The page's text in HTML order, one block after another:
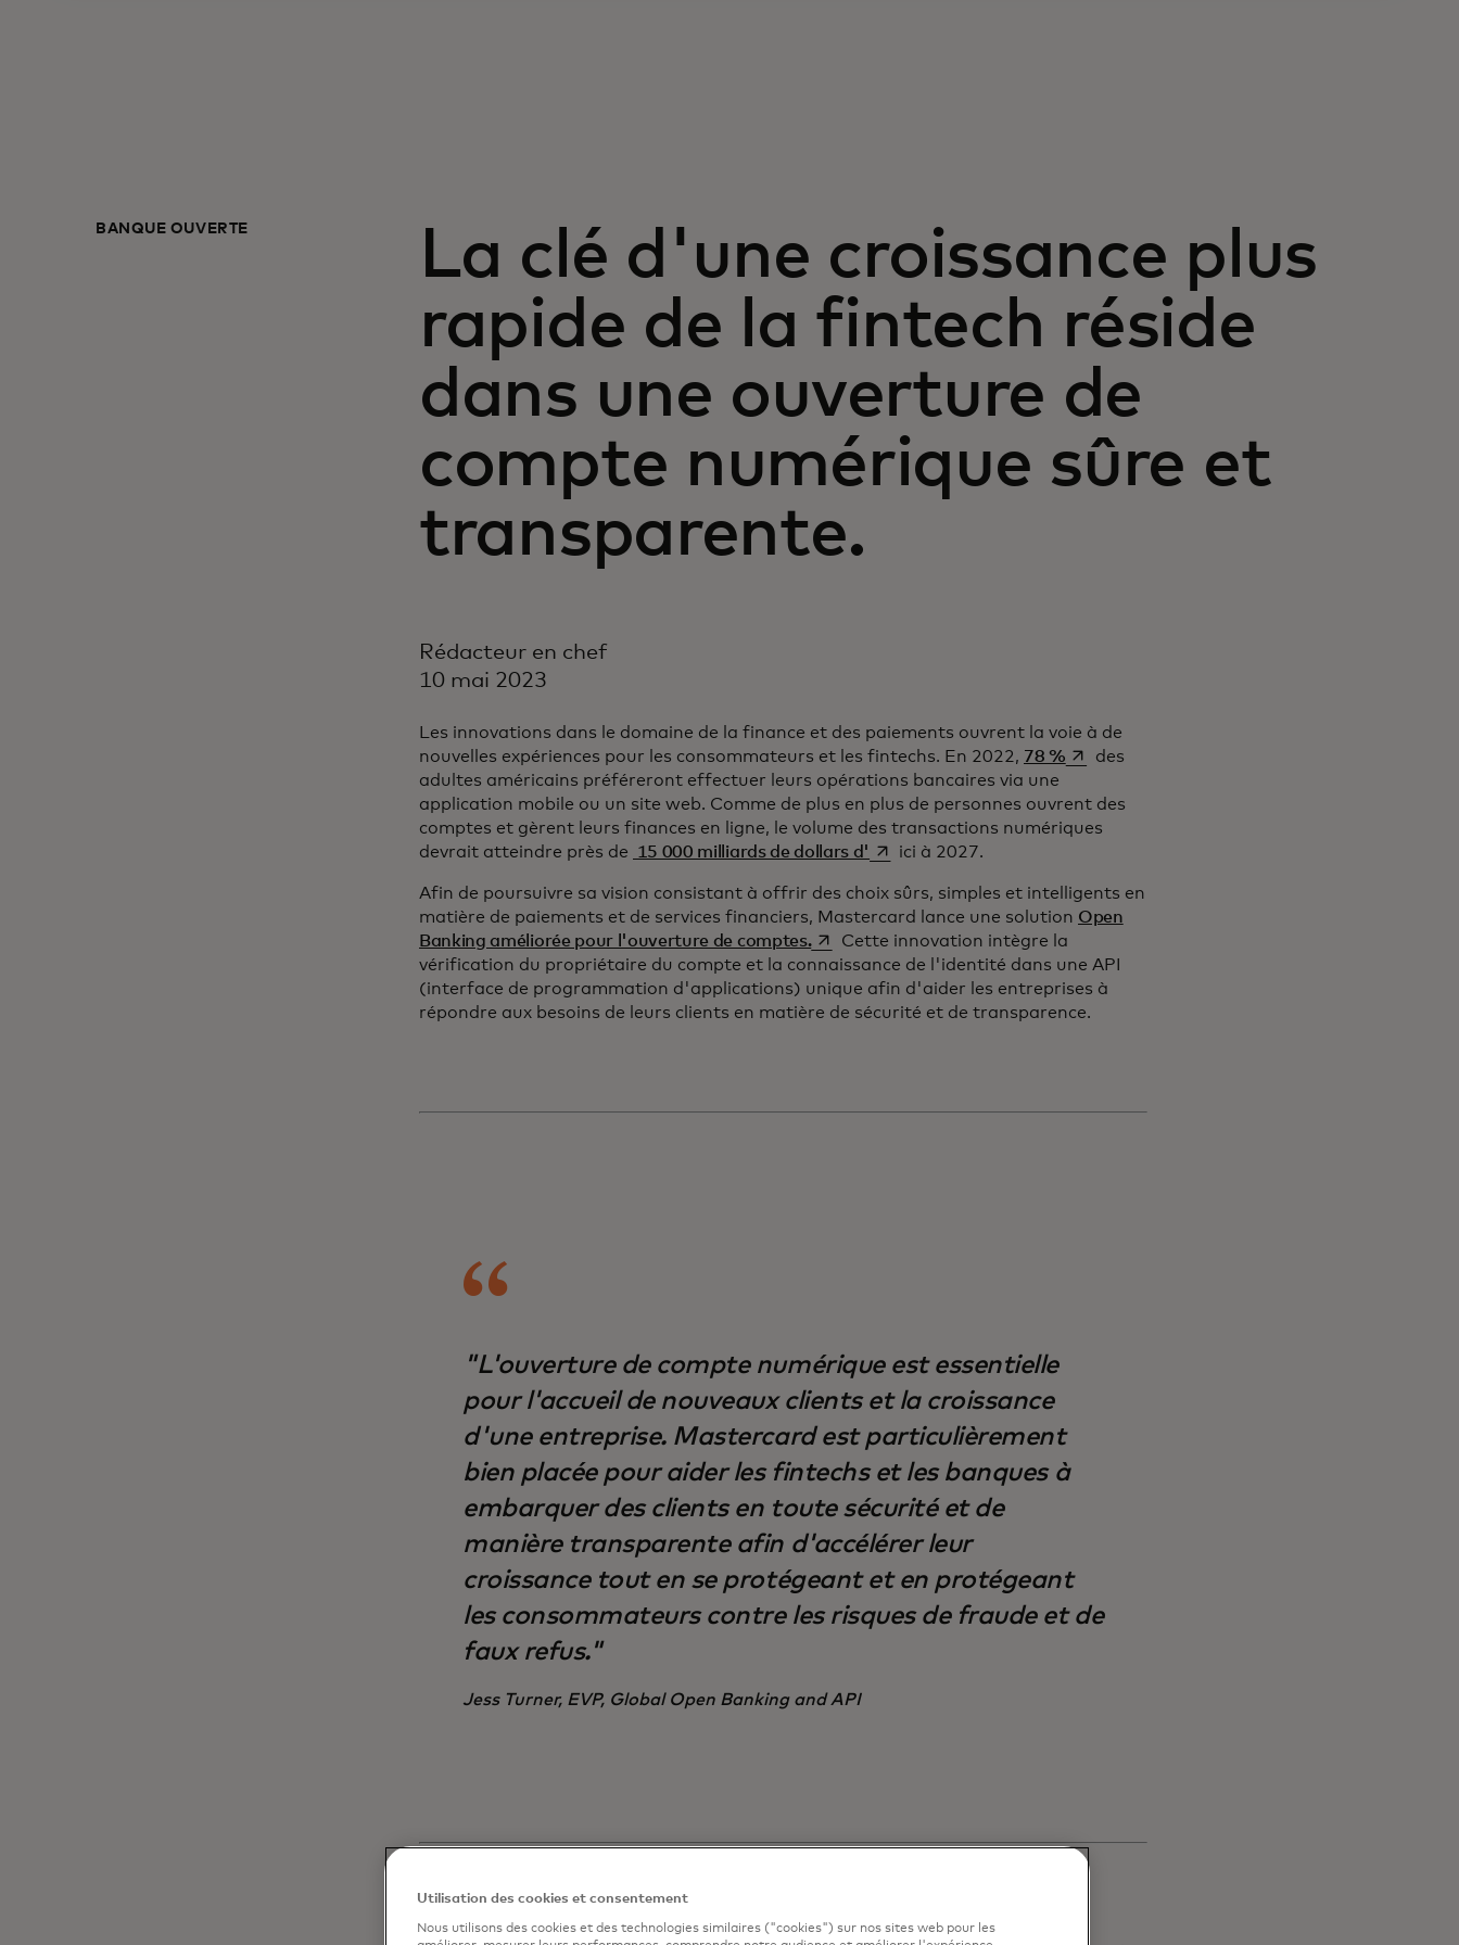
BANQUE OUVERTE
La clé d'une croissance plus
rapide de la fintech réside
dans une ouverture de
compte numérique sûre et
transparente.
Rédacteur en chef
10 mai 2023
Les innovations dans le domaine de la finance et des paiements ouvrent la voie à de
nouvelles expériences pour les consommateurs et les fintechs. En 2022, 78 %s’ouvre dans un nouvel onglet
des
adultes américains préféreront effectuer leurs opérations bancaires via une
application mobile ou un site web. Comme de plus en plus de personnes ouvrent des
comptes et gèrent leurs finances en ligne, le volume des transactions numériques
devrait atteindre près de
15 000 milliards de dollars d' s’ouvre dans un nouvel onglet
ici à 2027.
Afin de poursuivre sa vision consistant à offrir des choix sûrs, simples et intelligents en
matière de paiements et de services financiers, Mastercard lance une solution Open
Banking améliorée pour l'ouverture de comptes.s’ouvre dans un nouvel onglet
Cette innovation intègre la
vérification du propriétaire du compte et la connaissance de l'identité dans une API
(interface de programmation d'applications) unique afin d'aider les entreprises à
répondre aux besoins de leurs clients en matière de sécurité et de transparence.
"L'ouverture de compte numérique est essentielle
pour l'accueil de nouveaux clients et la croissance
d'une entreprise. Mastercard est particulièrement
bien placée pour aider les fintechs et les banques à
embarquer des clients en toute sécurité et de
manière transparente afin d'accélérer leur
croissance tout en se protégeant et en protégeant
les consommateurs contre les risques de fraude et de
faux refus."
Jess Turner, EVP, Global Open Banking and API
Utilisation des cookies et consentement
Nous utilisons des cookies et des technologies similaires ("cookies") sur nos sites web pour les